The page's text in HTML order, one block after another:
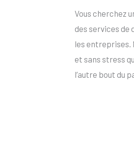
Vous cherchez
des services de
les entreprises.
et sans stress
l’autre bout du